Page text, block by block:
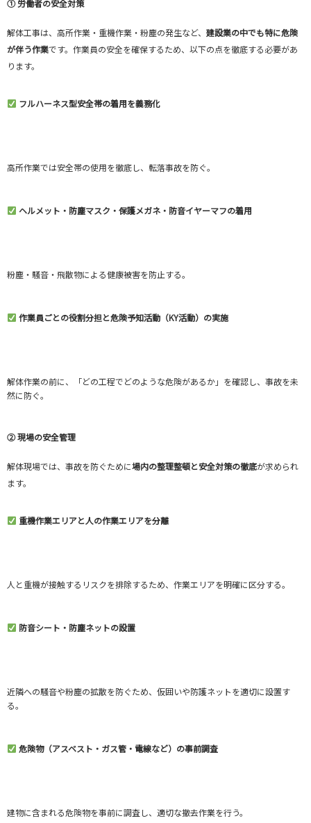
① 労働者の安全対策
解体工事は、高所作業・重機作業・粉塵の発生など、 建設業の中でも特に危険
が伴う作業です。作業員の安全を確保するため、以下の点を徹底する必要があ
ります。
フルハーネス型安全帯の着用を義務化
高所作業では安全帯の使用を徹底し、転落事故を防ぐ。
ヘルメット・防塵マスク・保護メガネ・防音イヤーマフの着用
粉塵・騒音・飛散物による健康被害を防止する。
作業員ごとの役割分担と危険予知活動（KY活動）の実施
解体作業の前に、「どの工程でどのような危険があるか」を確認し、事故を未
然に防ぐ。
② 現場の安全管理
解体現場では、事故を防ぐために場内の整理整頓と安全対策の徹底が求められ
ます。
重機作業エリアと人の作業エリアを分離
人と重機が接触するリスクを排除するため、作業エリアを明確に区分する。
防音シート・防塵ネットの設置
近隣への騒音や粉塵の拡散を防ぐため、仮囲いや防護ネットを適切に設置す
る。
危険物（アスベスト・ガス管・電線など）の事前調査
建物に含まれる危険物を事前に調査し、適切な撤去作業を行う。